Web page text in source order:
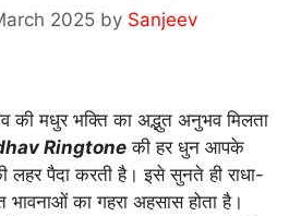
2025 by Sanjeev
की मधुर भक्ति का अद्भुत अनुभव मिलता
Ringtone की हर धुन आपके
लहर पैदा करती है। इसे सुनते ही राधा-
का गहरा अहसास होता है।